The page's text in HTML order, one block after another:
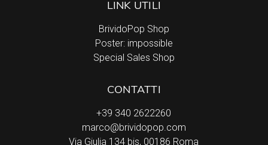
LINK UTILI
BrividoPop Shop
Poster: impossible
Special Sales Shop
CONTATTI
+39 340 2622260
marco@brividopop.com
Via Giulia 134 bis, 00186 Roma